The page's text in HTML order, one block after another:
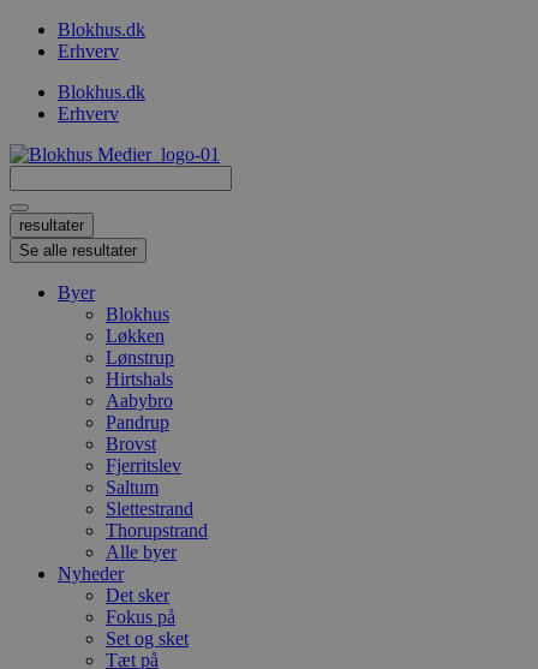
VidereBlokhus.dk
Erhverv
Blokhus.dk
Erhverv
...
resultater
Se alle resultater
Byer
Blokhus
Løkken
Lønstrup
Hirtshals
Aabybro
Pandrup
Brovst
Fjerritslev
Saltum
Slettestrand
Thorupstrand
Alle byer
Nyheder
Det sker
Fokus på
Set og sket
Tæt på